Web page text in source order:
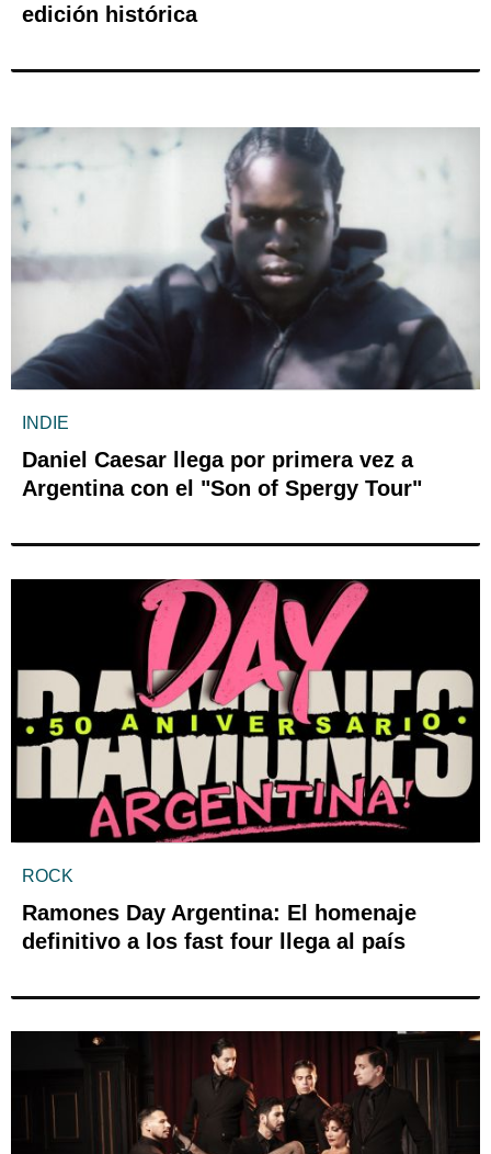
edición histórica
INDIE
Daniel Caesar llega por primera vez a
Argentina con el "Son of Spergy Tour"
ROCK
Ramones Day Argentina: El homenaje
definitivo a los fast four llega al país